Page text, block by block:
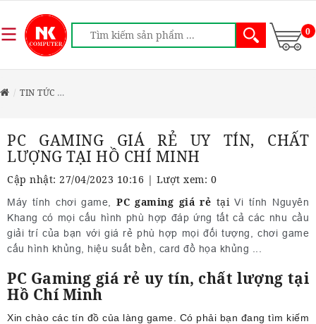
0
TIN TỨC
PC GAMING GIÁ RẺ UY TÍN, CHẤT
LƯỢNG TẠI HỒ CHÍ MINH
Cập nhật: 27/04/2023 10:16 | Lượt xem: 0
Máy tính chơi game,PC gaming giá rẻ tạiVi tính Nguyên
Khang có mọi cấu hình phù hợp đáp ứng tất cả các nhu cầu
giải trí của bạn với giá rẻ phù hợp mọi đối tượng, chơi game
cấu hình khủng, hiệu suất bền, card đồ họa khủng ...
PC Gaming giá rẻ uy tín, chất lượng tại
Hồ Chí Minh
Xin chào các tín đồ của làng game. Có phải bạn đang tìm kiếm